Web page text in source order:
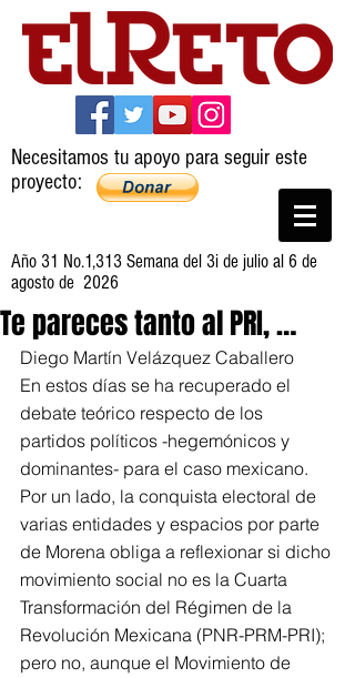
Necesitamos tu apoyo para seguir este
proyecto:
Año 31 No.1,313 Semana del 3i de julio al 6 de
agosto de 2026
Te pareces tanto al PRI, …
Diego Martín Velázquez Caballero
En estos días se ha recuperado el
debate teórico respecto de los
partidos políticos -hegemónicos y
dominantes- para el caso mexicano.
Por un lado, la conquista electoral de
varias entidades y espacios por parte
de Morena obliga a reflexionar si dicho
movimiento social no es la Cuarta
Transformación del Régimen de la
Revolución Mexicana (PNR-PRM-PRI);
pero no, aunque el Movimiento de